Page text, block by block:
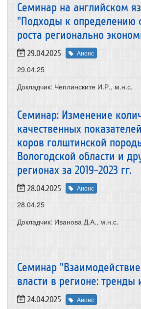
Семинар на английском
"Подходы к определению
роста регионально
29.04.2025 Анонс
29.04.25
Докладчик: Чеплинските И.Р., м.н.с.
Семинар: Изменение
качественных
коров голштинской
Вологодской области и
регионах за 2019-2023 гг.
28.04.2025 Анонс
28.04.25
Докладчик: Иванова Д.А., м.н.с.
Семинар
власти в регионе:
24.04.2025 Анонс